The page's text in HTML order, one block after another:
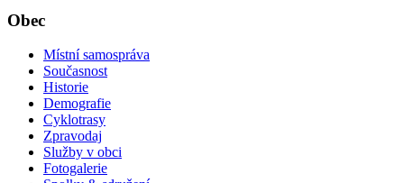
Obec
Místní samospráva
Současnost
Historie
Demografie
Cyklotrasy
Zpravodaj
Služby v obci
Fotogalerie